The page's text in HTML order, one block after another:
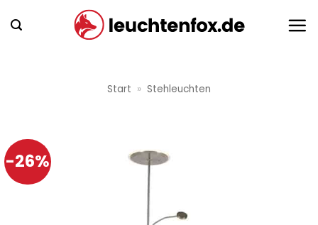
Inhalt
Start » Stehleuchten
-26%